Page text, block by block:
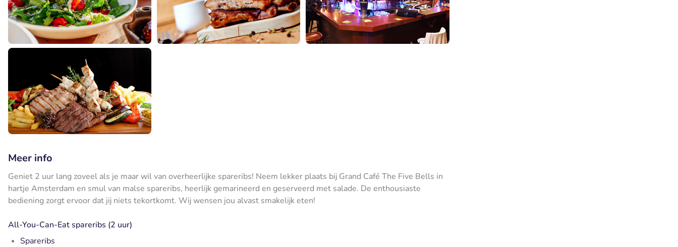
Meer info
Geniet 2 uur lang zoveel als je maar wil van overheerlijke spareribs! Neem lekker plaats bij Grand Café The Five Bells in
hartje Amsterdam en smul van malse spareribs, heerlijk gemarineerd en geserveerd met salade. De enthousiaste
bediening zorgt ervoor dat jij niets tekortkomt. Wij wensen jou alvast smakelijk eten!
All-You-Can-Eat spareribs (2 uur)
Spareribs